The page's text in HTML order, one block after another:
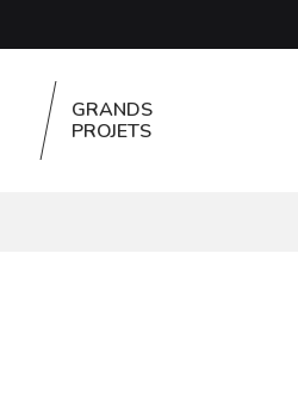
GRANDS
PROJETS